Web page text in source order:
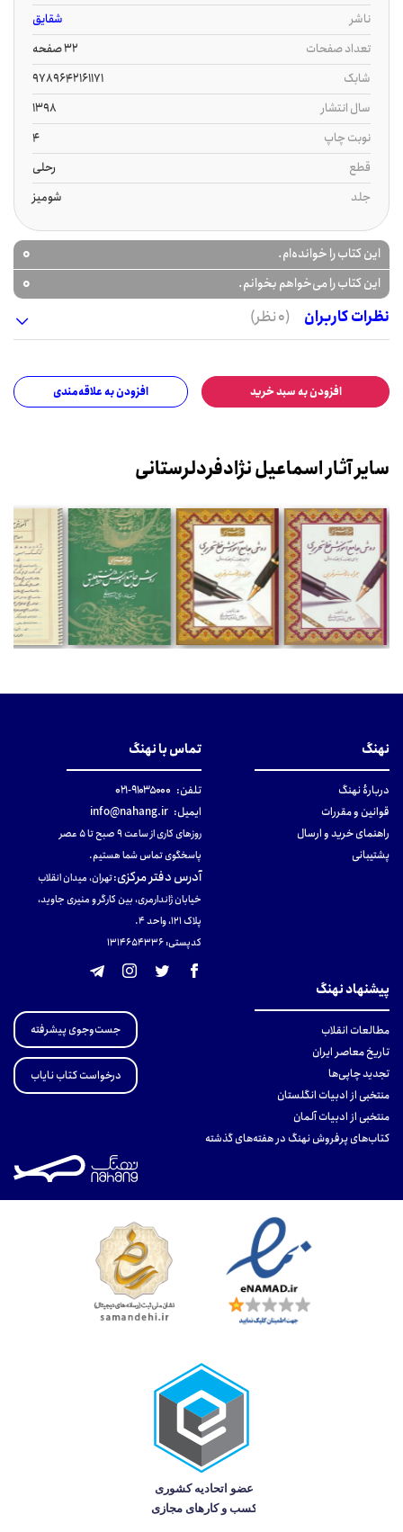
ناشر
شقایق
تعداد صفحات
32 صفحه
شابک
9789642161171
سال انتشار
1398
نوبت چاپ
4
قطع
رحلی
جلد
شومیز
این کتاب را خوانده‌ام. 0
این کتاب را می‌خواهم بخوانم.
0
نظرات کاربران
(0 نظر)
افزودن به سبد خرید افزودن به علاقه‌مندی
سایر آثار اسماعیل نژادفردلرستانی
نهنگ
دربارهٔ نهنگ
قوانین و مقررات
راهنمای خرید و ارسال
پشتیبانی
تماس با نهنگ
تلفن: ۹۱۰۳۵۰۰۰-۰۲۱
ایمیل: info@nahang.ir
روزهای کاری از ساعت ۹ صبح تا ۵ عصر
پاسخگوی تماس شما هستیم.
آدرس دفتر مرکزی:تهران، میدان انقلاب
خیابان ژاندارمری، بین کارگر و منیری جاوید،
پلاک 121، واحد ۴.
کدپستی: 131465433۶
پیشنهاد نهنگ
مطالعات انقلاب
تاریخ معاصر ایران
تجدید چاپی‌ها
منتخبی از ادبیات انگلستان
منتخبی از ادبیات آلمان
کتاب‌های پرفروش نهنگ در هفته‌های گذشته
جست‌وجوی پیشرفته
درخواست کتاب نایاب